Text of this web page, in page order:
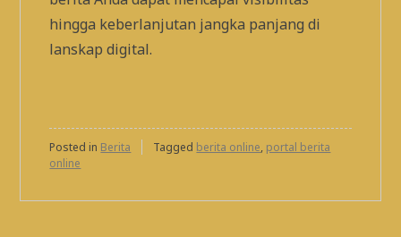
hingga keberlanjutan jangka panjang di
lanskap digital.
Posted in Berita Tagged berita online, portal berita
online